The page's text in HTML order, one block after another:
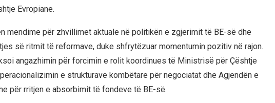
Evropiane.
mendime për zhvillimet aktuale në politikën e zgjerimit të BE-së dhe
së ritmit të reformave, duke shfrytëzuar momentumin pozitiv në rajon.
angazhimin për forcimin e rolit koordinues të Ministrisë për Çështje
e strukturave kombëtare për negociatat dhe Agjendën e
për rritjen e absorbimit të fondeve të BE-së.